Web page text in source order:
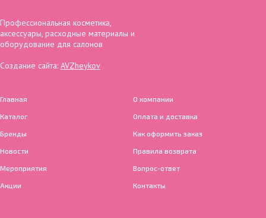
Профессиональная косметика,
аксессуары, расходные материалы и
оборудование для салонов
Создание сайта: AVZheykov
Главная
Каталог
Бренды
Новости
Мероприятия
Акции
О компании
Оплата и доставка
Как оформить заказ
Правила возврата
Вопрос-ответ
Контакты